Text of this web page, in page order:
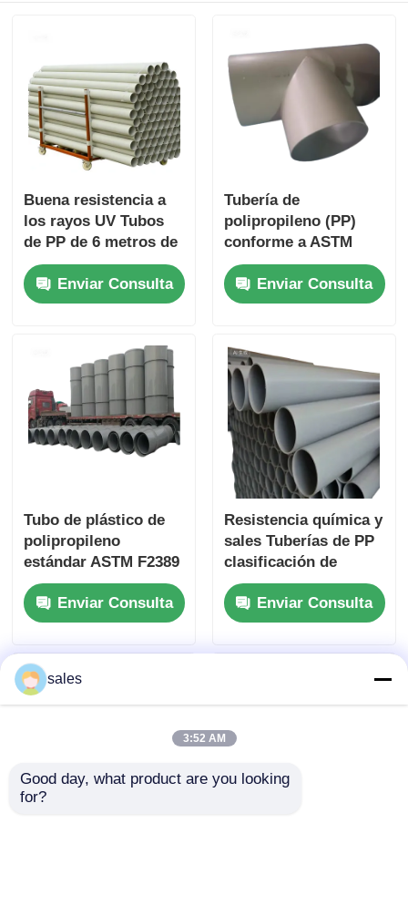
Buena resistencia a
los rayos UV Tubos
de PP de 6 metros de
longitud estándar
Alta resistencia a los
ácidos Resistencia
para aplicaciones
industriales
Enviar Consulta
Tubería de
polipropileno (PP)
conforme a ASTM
F2389, diseñada para
sistemas de fluidos
industriales y manejo
químicos
Enviar Consulta
Tubo de plástico de
polipropileno
estándar ASTM F2389
de 6 metros de
longitud diseñado
para una instalación
durabilidad a largo
plazo
Enviar Consulta
Resistencia química y
sales Tuberías de PP
clasificación de
presión PN12.5
temperatura Celsius
diseñadas para
Enviar Consulta
sales
3:52 AM
Good day, what product are you looking
for?